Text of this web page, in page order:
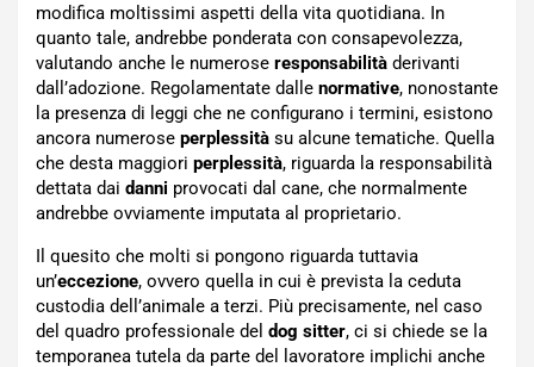
modifica moltissimi aspetti della vita quotidiana. In
quanto tale, andrebbe ponderata con consapevolezza,
valutando anche le numerose responsabilità derivanti
dall’adozione. Regolamentate dalle normative, nonostante
la presenza di leggi che ne configurano i termini, esistono
ancora numerose perplessità su alcune tematiche. Quella
che desta maggiori perplessità, riguarda la responsabilità
dettata dai danni provocati dal cane, che normalmente
andrebbe ovviamente imputata al proprietario.
Il quesito che molti si pongono riguarda tuttavia
un’eccezione, ovvero quella in cui è prevista la ceduta
custodia dell’animale a terzi. Più precisamente, nel caso
del quadro professionale del dog sitter, ci si chiede se la
temporanea tutela da parte del lavoratore implichi anche